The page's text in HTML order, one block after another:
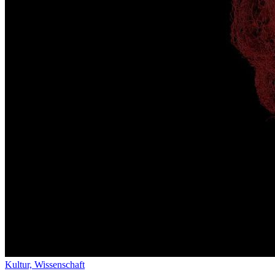
Kultur, Wissenschaft